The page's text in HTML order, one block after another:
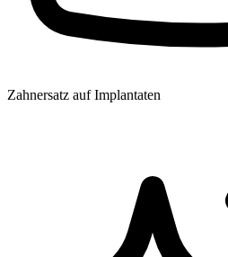
Zahnersatz auf Implantaten